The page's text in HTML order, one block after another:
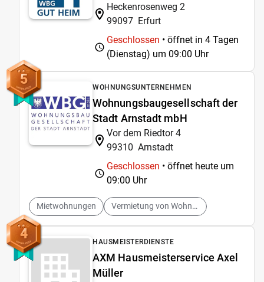
Heckenrosenweg 2
99097 Erfurt
Geschlossen • öffnet in 4 Tagen
(Dienstag) um 09:00 Uhr
5 WOHNUNGSUNTERNEHMEN
Wohnungsbaugesellschaft der
Stadt Arnstadt mbH
Vor dem Riedtor 4
99310 Arnstadt
Geschlossen • öffnet heute um
09:00 Uhr
Mietwohnungen Vermietung von Wohnungen
4 HAUSMEISTERDIENSTE
AXM Hausmeisterservice Axel
Müller